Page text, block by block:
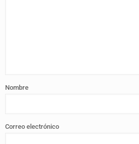
Nombre
Correo electrónico